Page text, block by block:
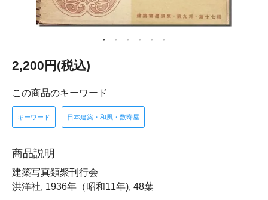
2,200円(税込)
この商品のキーワード
キーワード 日本建築・和風・数寄屋
商品説明
建築写真類聚刊行会
洪洋社, 1936年（昭和11年), 48葉